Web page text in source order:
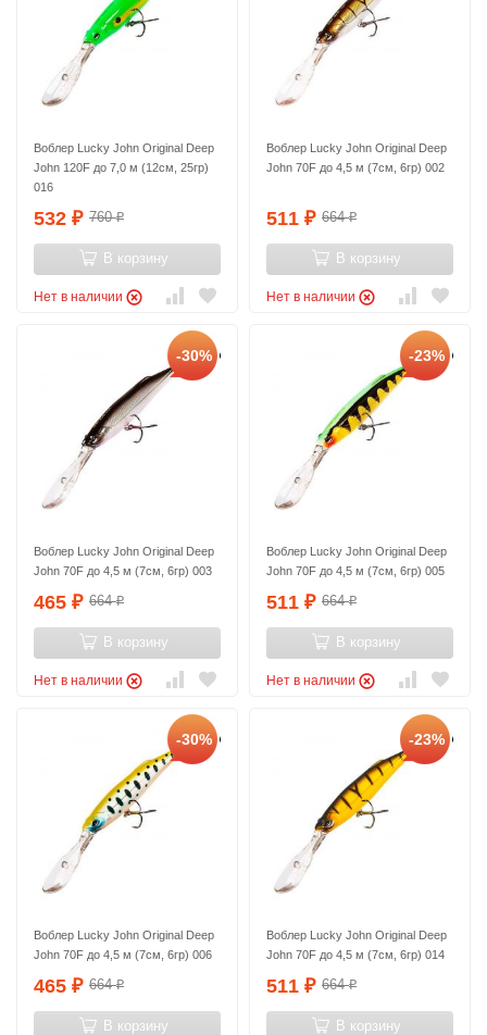
Воблер Lucky John Original Deep
John 120F до 7,0 м (12см, 25гр)
016
532 ₽ 760₽
В корзину
Нет в наличии
Воблер Lucky John Original Deep
John 70F до 4,5 м (7см, 6гр) 002
511 ₽ 664₽
В корзину
Нет в наличии
-30%
Воблер Lucky John Original Deep
John 70F до 4,5 м (7см, 6гр) 003
465 ₽ 664₽
В корзину
Нет в наличии
-23%
Воблер Lucky John Original Deep
John 70F до 4,5 м (7см, 6гр) 005
511 ₽ 664₽
В корзину
Нет в наличии
-30%
Воблер Lucky John Original Deep
John 70F до 4,5 м (7см, 6гр) 006
465 ₽ 664₽
В корзину
-23%
Воблер Lucky John Original Deep
John 70F до 4,5 м (7см, 6гр) 014
511 ₽ 664₽
В корзину